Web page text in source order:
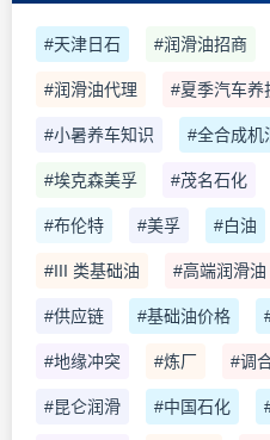
#天津日石 #润滑油招商
#润滑油代理 #夏季汽车养
#小暑养车知识 #全合成机
#埃克森美孚 #茂名石化
#布伦特 #美孚 #白油
#III 类基础油 #高端润滑油
#供应链 #基础油价格
#地缘冲突 #炼厂 #调
#昆仑润滑 #中国石化